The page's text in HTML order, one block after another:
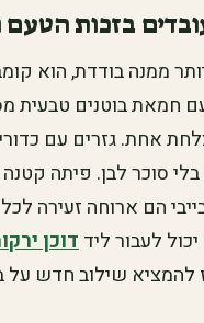
בזכות הטעם
ממנה בודדת, הוא
חמאת בוטנים טבעית
אחת. גזרים עם
בלי סוכר לבן. פיתה
הם ארוחה זעירה
לעבור לידדוכן
להמציא שילוב חדש